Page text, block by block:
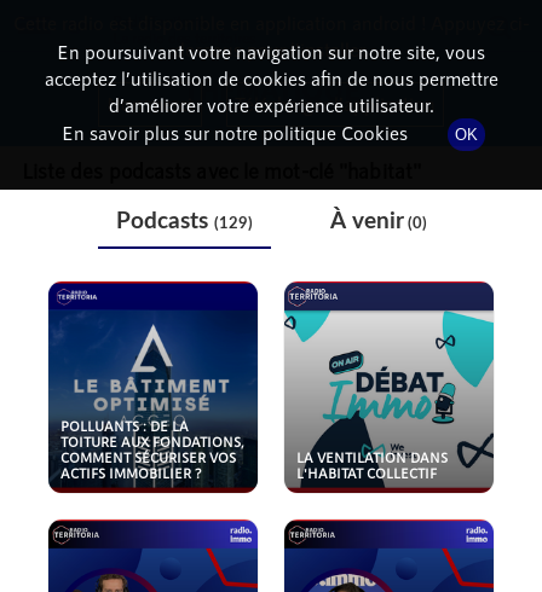
THÉMATIQUE
Podcasts (129) À venir(0)
POLLUANTS : DE LA
TOITURE AUX FONDATIONS,
COMMENT SÉCURISER VOS
ACTIFS IMMOBILIER ?
LA VENTILATION DANS
L'HABITAT COLLECTIF
En poursuivant votre navigation sur notre site, vous
acceptez l’utilisation de cookies afin de nous permettre
d’améliorer votre expérience utilisateur.
En savoir plus sur notre politique Cookies
OK
dessous pour l'installer.
Non merci Télécharger l'application